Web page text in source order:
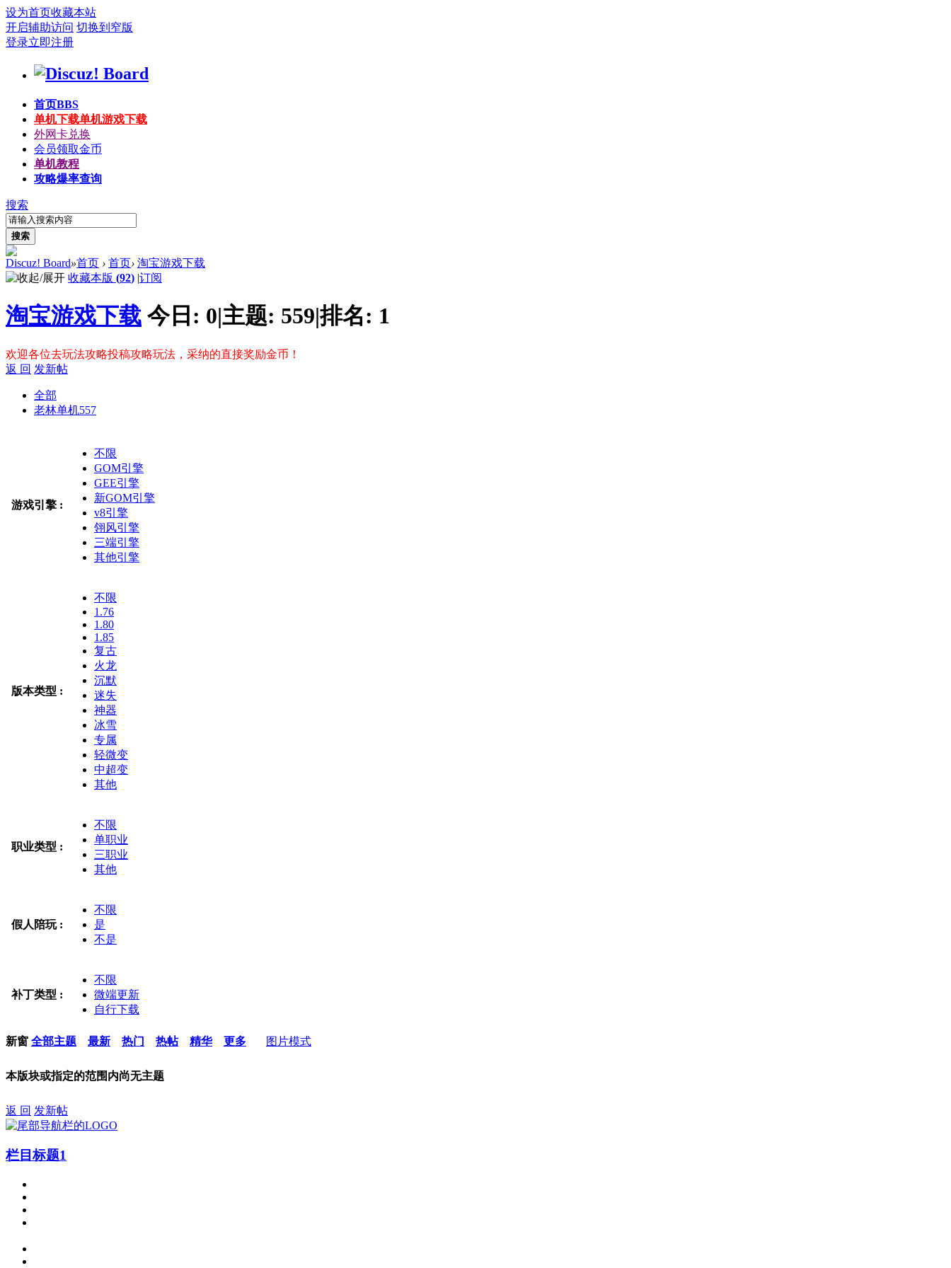
设为首页收藏本站
开启辅助访问 切换到窄版
登录立即注册
首页BBS
单机下载单机游戏下载
外网卡兑换
会员领取金币
单机教程
攻略爆率查询
搜索
搜索
Discuz! Board»首页 › 首页› 淘宝游戏下载
收藏本版 (92) |订阅
淘宝游戏下载 今日: 0|主题: 559|排名: 1
欢迎各位去玩法攻略投稿攻略玩法，采纳的直接奖励金币！
返 回 发新帖
全部
老林单机557
游戏引擎 :
不限
GOM引擎
GEE引擎
新GOM引擎
v8引擎
翎风引擎
三端引擎
其他引擎
版本类型 :
不限
1.76
1.80
1.85
复古
火龙
沉默
迷失
神器
冰雪
专属
轻微变
中超变
其他
职业类型 :
不限
单职业
三职业
其他
假人陪玩 :
不限
是
不是
补丁类型 :
不限
微端更新
自行下载
新窗 全部主题 最新 热门 热帖 精华 更多 图片模式
本版块或指定的范围内尚无主题
返 回 发新帖
栏目标题1